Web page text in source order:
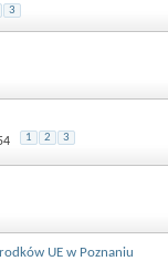
3
1 2 3
UE w Poznaniu